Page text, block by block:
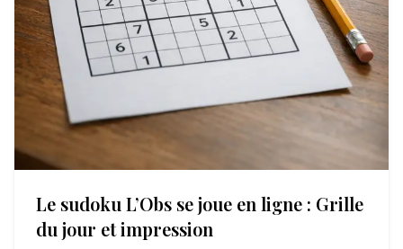
Le sudoku L’Obs se joue en ligne : Grille
du jour et impression